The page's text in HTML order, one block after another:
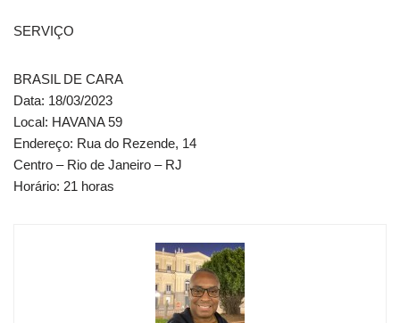
SERVIÇO
BRASIL DE CARA
Data: 18/03/2023
Local: HAVANA 59
Endereço: Rua do Rezende, 14
Centro – Rio de Janeiro – RJ
Horário: 21 horas